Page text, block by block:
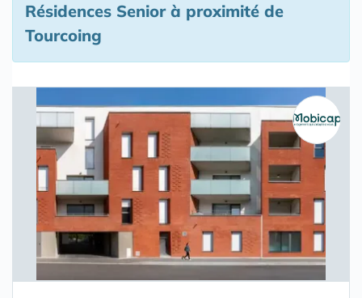
Résidences Senior à proximité de
Tourcoing